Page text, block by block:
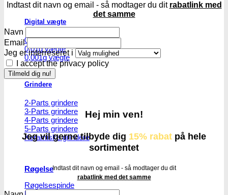
Digital vægte
0,1g vægte
0,01g vægte
0,001g vægte
Grindere
2-Parts grindere
3-Parts grindere
4-Parts grindere
5-Parts grindere
Keramiske grindere
Røgelse
Røgelsespinde
Indtast dit navn og email - så modtager du dit rabatlink med
det samme
Navn
Email
Jeg er interreseret i
I accept the privacy policy
Hej min ven!
Jeg vil gerne tilbyde dig 15% rabat på hele
sortimentet
Indtast dit navn og email - så modtager du dit
rabatlink med det samme